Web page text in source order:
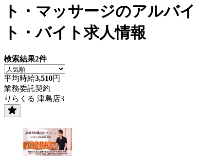
ト・マッサージのアルバイ
ト・バイト求人情報
検索結果2件
平均時給3,510円
業務委託契約
りらくる 津島店3